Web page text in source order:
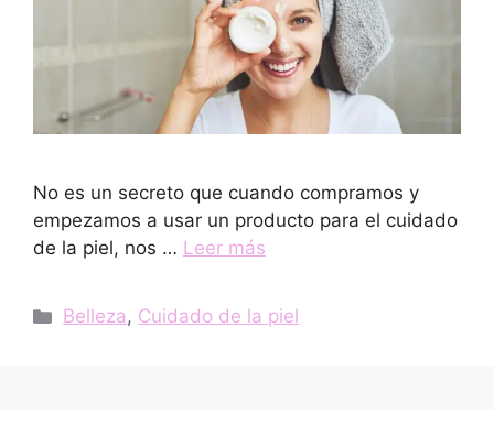
No es un secreto que cuando compramos y
empezamos a usar un producto para el cuidado
de la piel, nos … Leer más
Categorías
Belleza, Cuidado de la piel